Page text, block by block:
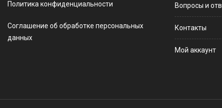
Политика конфиденциальности
Соглашение об обработке персональных
данных
Вопросы и
Контакты
Мой аккаунт